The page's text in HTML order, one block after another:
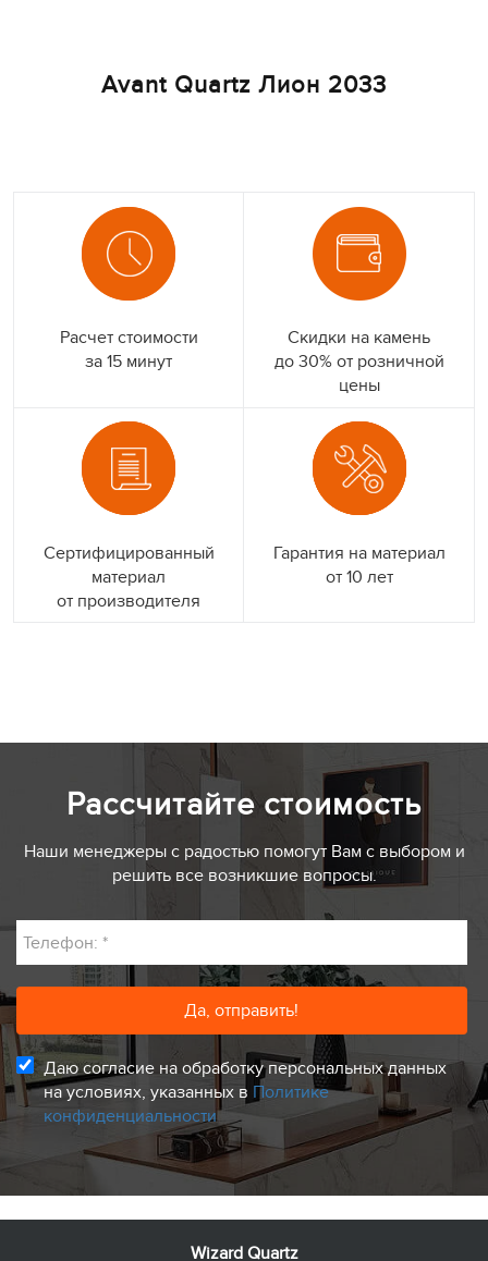
Avant Quartz Лион 2033
Расчет стоимости
за 15 минут
Скидки на камень
до 30% от розничной
цены
Сертифицированный
материал
от производителя
Гарантия на материал
от 10 лет
Рассчитайте стоимость
Наши менеджеры с радостью помогут Вам с выбором и
решить все возникшие вопросы.
Телефон: *
Даю согласие на обработку персональных данных
на условиях, указанных в Политике
конфиденциальности
Wizard Quartz